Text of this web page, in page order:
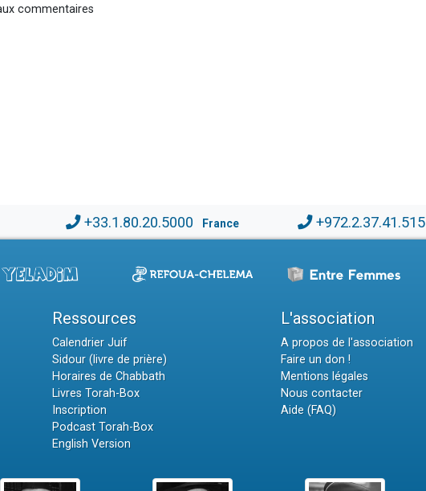
commentaires
+33.1.80.20.5000 France +972.2.37.41.515
Ressources
Calendrier Juif
Sidour (livre de prière)
Horaires de Chabbath
Livres Torah-Box
Inscription
Podcast Torah-Box
English Version
L'association
A propos de l'association
Faire un don !
Mentions légales
Nous contacter
Aide (FAQ)